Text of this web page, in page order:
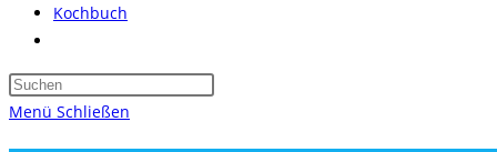
Kochbuch
umschalten
Press
Menü Schließen